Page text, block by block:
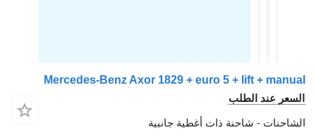
Mercedes-Benz Axor 1829 + euro 5 + lift + manual
السعر عند الطلب
الشاحنات - شاحنة ذات أغطية جانبية